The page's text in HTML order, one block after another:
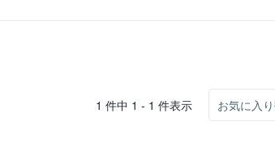
1 件中 1 - 1 件表示